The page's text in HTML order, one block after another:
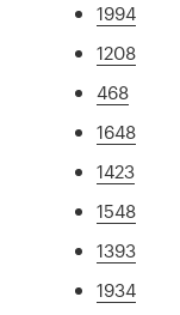
1994
1208
468
1648
1423
1548
1393
1934